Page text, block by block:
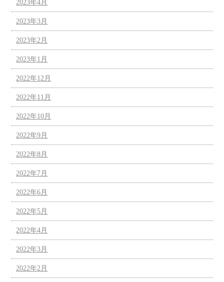
2023年4月
2023年3月
2023年2月
2023年1月
2022年12月
2022年11月
2022年10月
2022年9月
2022年8月
2022年7月
2022年6月
2022年5月
2022年4月
2022年3月
2022年2月